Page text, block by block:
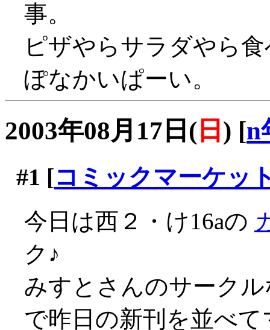
事。
ピザやらサラダやら
ぽなかいぱーい。
2003年08月17日( 日 ) [n
#1 [コミックマーケッ
今日は西２・け16aの
ク♪
みすとさんのサーク
で昨日の新刊を並べ